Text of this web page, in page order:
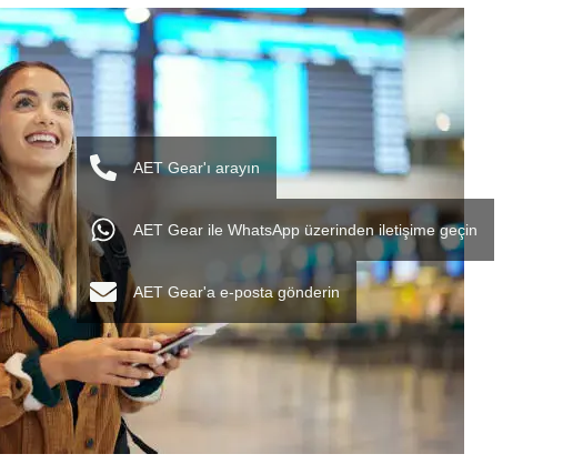
AET Gear'ı arayın
AET Gear ile WhatsApp üzerinden iletişime geçin
AET Gear'a e-posta gönderin